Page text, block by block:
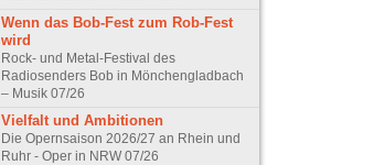
Wenn das Bob-Fest zum Rob-Fest
wird
Rock- und Metal-Festival des
Radiosenders Bob in Mönchengladbach
– Musik 07/26
Vielfalt und Ambitionen
Die Opernsaison 2026/27 an Rhein und
Ruhr - Oper in NRW 07/26